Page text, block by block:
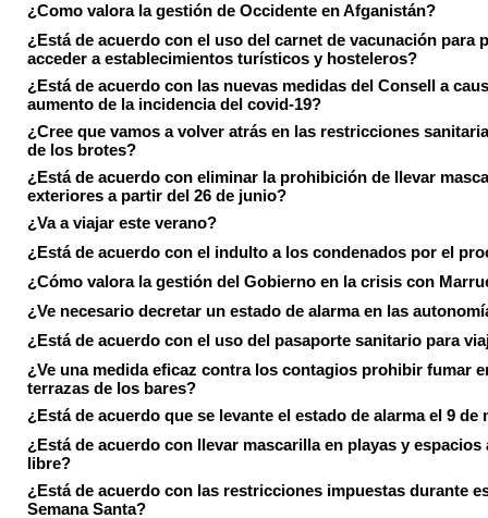
¿Como valora la gestión de Occidente en Afganistán?
¿Está de acuerdo con el uso del carnet de vacunación para
acceder a establecimientos turísticos y hosteleros?
¿Está de acuerdo con las nuevas medidas del Consell a
aumento de la incidencia del covid-19?
¿Cree que vamos a volver atrás en las restricciones
de los brotes?
¿Está de acuerdo con eliminar la prohibición de llevar
exteriores a partir del 26 de junio?
¿Va a viajar este verano?
¿Está de acuerdo con el indulto a los condenados por el
¿Cómo valora la gestión del Gobierno en la crisis con
¿Ve necesario decretar un estado de alarma en las
¿Está de acuerdo con el uso del pasaporte sanitario para
¿Ve una medida eficaz contra los contagios prohibir fumar
terrazas de los bares?
¿Está de acuerdo que se levante el estado de alarma el 9 de
¿Está de acuerdo con llevar mascarilla en playas y espacios
libre?
¿Está de acuerdo con las restricciones impuestas durante
Semana Santa?